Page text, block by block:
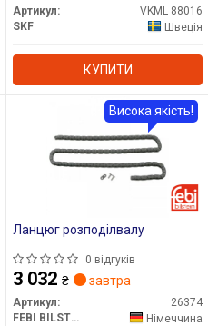
Артикул:
VKML 88016
SKF
Швеція
КУПИТИ
Ланцюг розподілвалу
0 відгуків
3 032 ₴ завтра
Артикул:
26374
FEBI BILSTEIN
Німеччина
Висока якість!